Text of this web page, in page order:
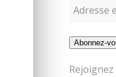
Abonnez-
Rejoignez